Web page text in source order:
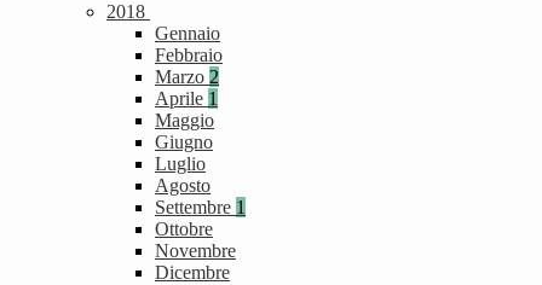
2018
Gennaio
Febbraio
Marzo 2
Aprile 1
Maggio
Giugno
Luglio
Agosto
Settembre 1
Ottobre
Novembre
Dicembre